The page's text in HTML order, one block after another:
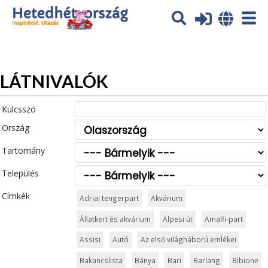
Az oldal sütiket (cookies) használ. További tájékoztatás itt:
Adatvédelmi tájékoztató
LÁTNIVALÓK
Kulcsszó
Ország
Tartomány
Település
Címkék
Adriai tengerpart Akvárium
Állatkert és akvárium Alpesi út Amalfi-part
Assisi Autó Az első világháború emlékei
Bakancslista Bánya Bari Barlang Bibione